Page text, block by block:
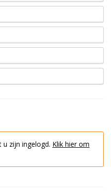
zijn ingelogd. Klik hier om